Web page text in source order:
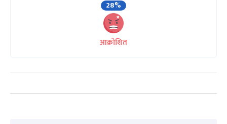
28%
आक्रोशित